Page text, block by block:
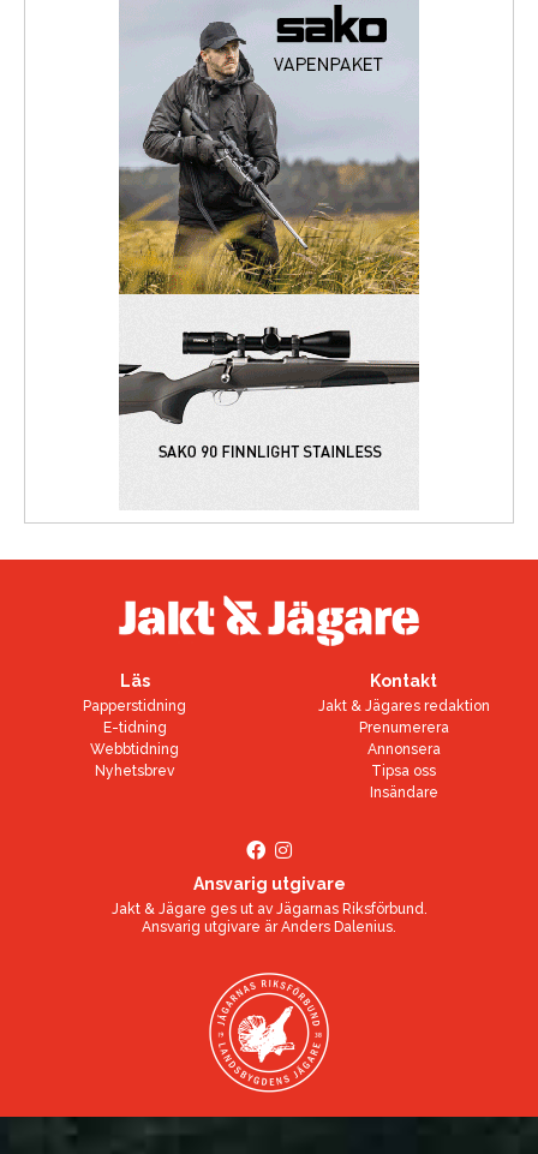
Läs
Papperstidning
E-tidning
Webbtidning
Nyhetsbrev
Kontakt
Jakt & Jägares redaktion
Prenumerera
Annonsera
Tipsa oss
Insändare
Ansvarig utgivare
Jakt & Jägare ges ut av Jägarnas Riksförbund.
Ansvarig utgivare ärAnders Dalenius.